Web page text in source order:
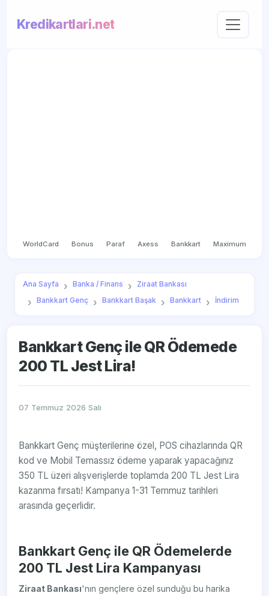
Kredikartlari.net
WorldCard Bonus Paraf Axess Bankkart Maximum
Ana Sayfa Banka / Finans
Ziraat Bankası
Bankkart Genç
Bankkart Başak Bankkart İndirim
Bankkart Genç ile QR Ödemede
200 TL Jest Lira!
07 Temmuz 2026 Salı
Bankkart Genç müşterilerine özel, POS cihazlarında QR
kod ve Mobil Temassız ödeme yaparak yapacağınız
350 TL üzeri alışverişlerde toplamda 200 TL Jest Lira
kazanma fırsatı! Kampanya 1-31 Temmuz tarihleri
arasında geçerlidir.
Bankkart Genç ile QR Ödemelerde
200 TL Jest Lira Kampanyası
Ziraat Bankası'nın gençlere özel sunduğu bu harika